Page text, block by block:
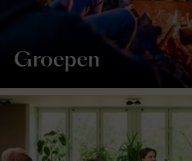
Groepen